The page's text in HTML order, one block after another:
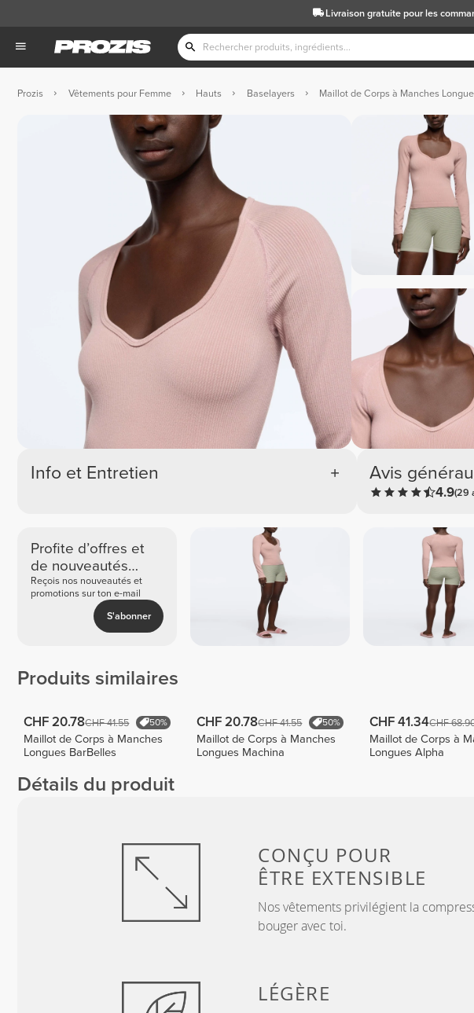
Livraison gratuitepour les
Prozis Vêtements pour Femme Hauts Baselayers Maillot de Corps à Manches
Info et Entretien Avis
4.9(29
Profite d’offres et
de nouveautés
exclusives
Reçois nos nouveautés et
promotions sur ton e-mail
S'abonner
Produits similaires
CHF 20.78CHF 41.55 50%
Maillot de Corps à Manches
Longues BarBelles
CHF 20.78CHF 41.55 50%
Maillot de Corps à Manches
Longues Machina
CHF 41.34CHF
Maillot de Corps à
Longues Alpha
Détails du produit
CONÇU POUR
ÊTRE EXTENSIBLE
Nos vêtements privilégient la
bouger avec toi.
LÉGÈRE